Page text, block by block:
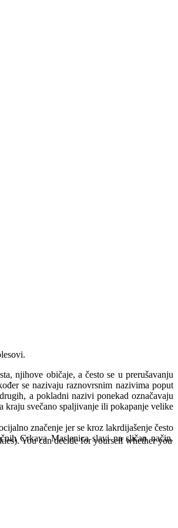
njihove običaje, a često se u prerušavanju
se nazivaju raznovrsnim nazivima poput
a pokladni nazivi ponekad označavaju
kraju svečano spaljivanje ili pokapanje velike
značenje jer se kroz lakrdijašenje često
Crkava Maslenica slavi na sličan način.
You can decide for yourself whether you